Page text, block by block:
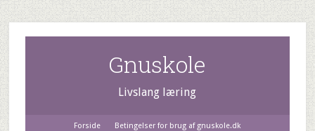
Gnuskole
Livslang læring
Forside Betingelser for brug af gnuskole.dk